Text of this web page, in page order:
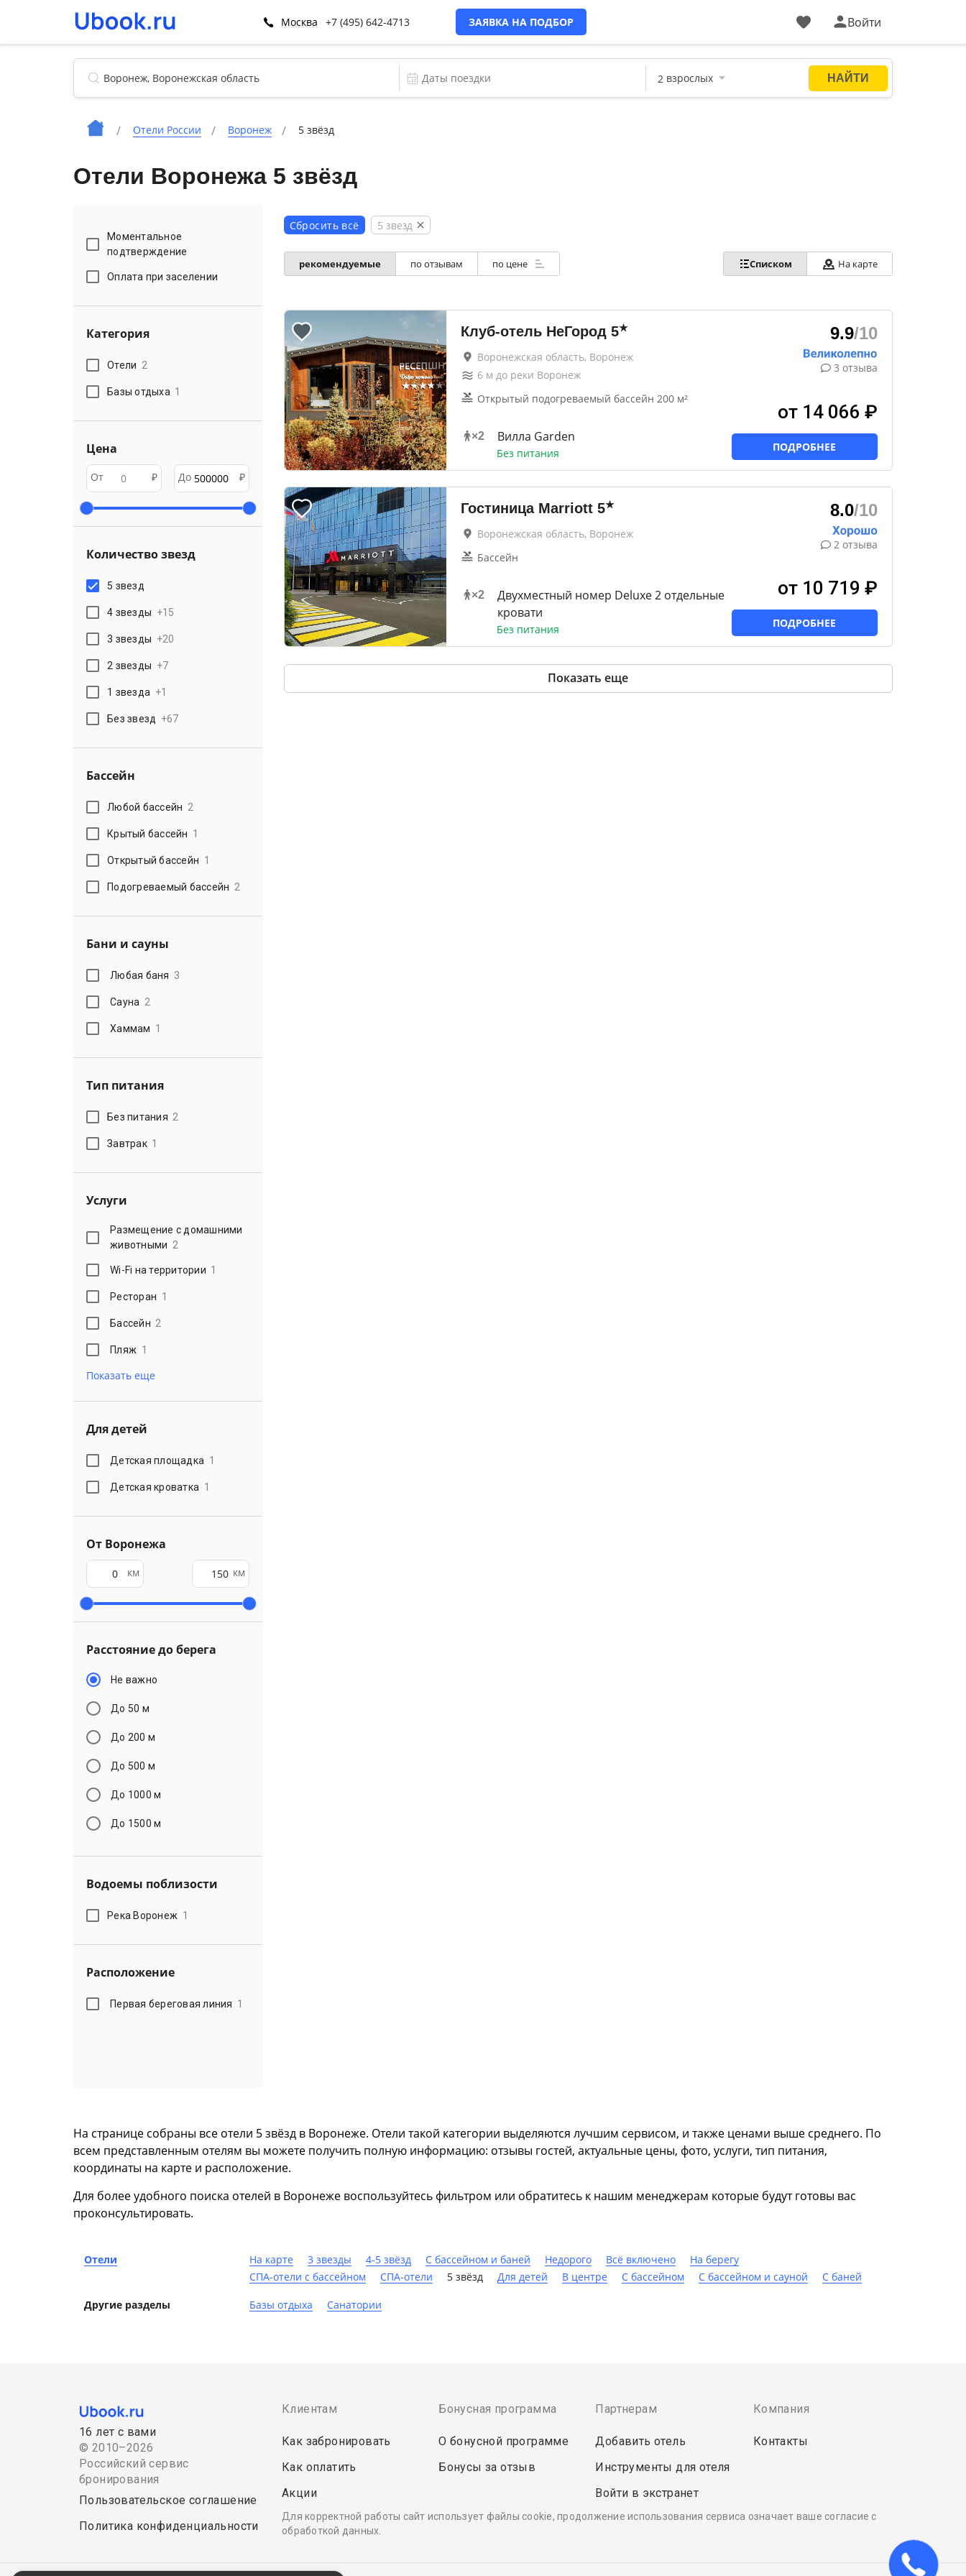
Москва +7 (495) 642-4713 ЗАЯВКА НА ПОДБОР Войти
Отели России Воронеж 5 звёзд
Отели Воронежа 5 звёзд
Моментальное
подтверждение
Оплата при заселении
Категория
Отели 2
Базы отдыха 1
Цена
От ₽ До ₽
Количество звезд
5 звезд
4 звезды +15
3 звезды +20
2 звезды +7
1 звезда +1
Без звезд +67
Бассейн
Любой бассейн 2
Крытый бассейн 1
Открытый бассейн 1
Подогреваемый бассейн 2
Бани и сауны
Любая баня 3
Сауна 2
Хаммам 1
Тип питания
Без питания 2
Завтрак 1
Услуги
Размещение с домашними
животными 2
Wi-Fi на территории 1
Ресторан 1
Бассейн 2
Пляж 1
Показать еще
Для детей
Детская площадка 1
Детская кроватка 1
От Воронежа
км км
Расстояние до берега
Не важно
До 50 м
До 200 м
До 500 м
До 1000 м
До 1500 м
Водоемы поблизости
Река Воронеж 1
Расположение
Первая береговая линия 1
Сбросить всё 5 звезд
рекомендуемые по отзывам по цене Списком На карте
Клуб-отель НеГород 5★
Воронежская область, Воронеж
6м до реки Воронеж
Открытый подогреваемый бассейн 200 м²
×2 Вилла Garden
Без питания
9.9/10
3 отзыва
от 14 066 ₽
ПОДРОБНЕЕ
Гостиница Marriott 5★
Воронежская область, Воронеж
Бассейн
×2
Двухместный номер Deluxe 2 отдельные
кровати
Без питания
8.0/10
2 отзыва
от 10 719 ₽
ПОДРОБНЕЕ
Показать еще
На странице собраны все отели 5 звёзд в Воронеже. Отели такой категории выделяются лучшим сервисом, и также ценами выше среднего. По
всем представленным отелям вы можете получить полную информацию: отзывы гостей, актуальные цены, фото, услуги, тип питания,
координаты на карте и расположение.
Для более удобного поиска отелей в Воронеже воспользуйтесь фильтром или обратитесь к нашим менеджерам которые будут готовы вас
проконсультировать.
Отели На карте 3 звезды 4-5 звёзд С бассейном и баней Недорого Всё включено
На берегу
СПА-отели с бассейном
СПА-отели 5 звёзд Для детей В центре C бассейном С бассейном и сауной С баней
Другие разделы Базы отдыха Санатории
16 лет с вами
© 2010–2026
Российский сервис
бронирования
Пользовательское соглашение
Политика конфиденциальности
Клиентам
Как забронировать
Как оплатить
Акции
Бонусная программа
О бонусной программе
Бонусы за отзыв
Партнерам
Добавить отель
Инструменты для отеля
Войти в экстранет
Компания
Контакты
Для корректной работы сайт использует файлы cookie, продолжение использования сервиса означает ваше согласие с
обработкой данных.